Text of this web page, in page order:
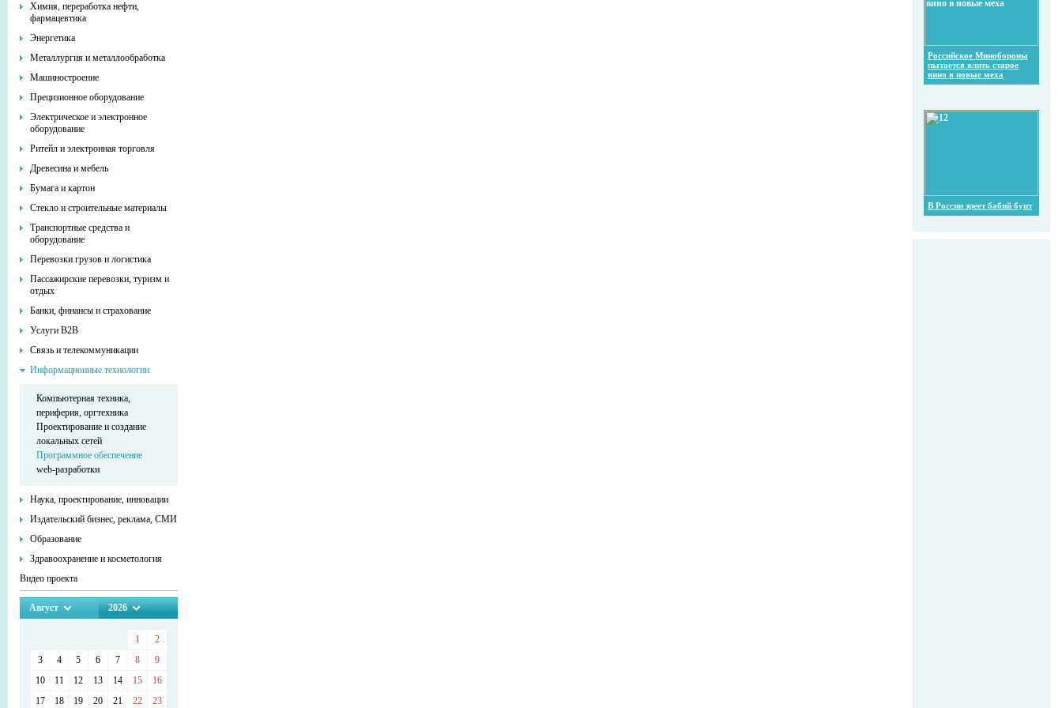
Химия, переработка нефти,
фармацевтика
Энергетика
Металлургия и металлообработка
Машиностроение
Прецизионное оборудование
Электрическое и электронное
оборудование
Ритейл и электронная торговля
Древесина и мебель
Бумага и картон
Стекло и строительные материалы
Транспортные средства и
оборудование
Перевозки грузов и логистика
Пассажирские перевозки, туризм и
отдых
Банки, финансы и страхование
Услуги В2В
Связь и телекоммуникации
Информационные технологии
Компьютерная техника,
периферия, оргтехника
Проектирование и создание
локальных сетей
Программное обеспечение
web-разработки
Наука, проектирование, инновации
Издательский бизнес, реклама, СМИ
Образование
Здравоохранение и косметология
Видео проекта
Август 2026
1
2
3
4 5 6 7 8
9
10
11 12 13 14 15
16
17
18 19 20 21 22 23
Российское Минобороны
пытается влить старое
вино в новые меха
В России зреет бабий бунт